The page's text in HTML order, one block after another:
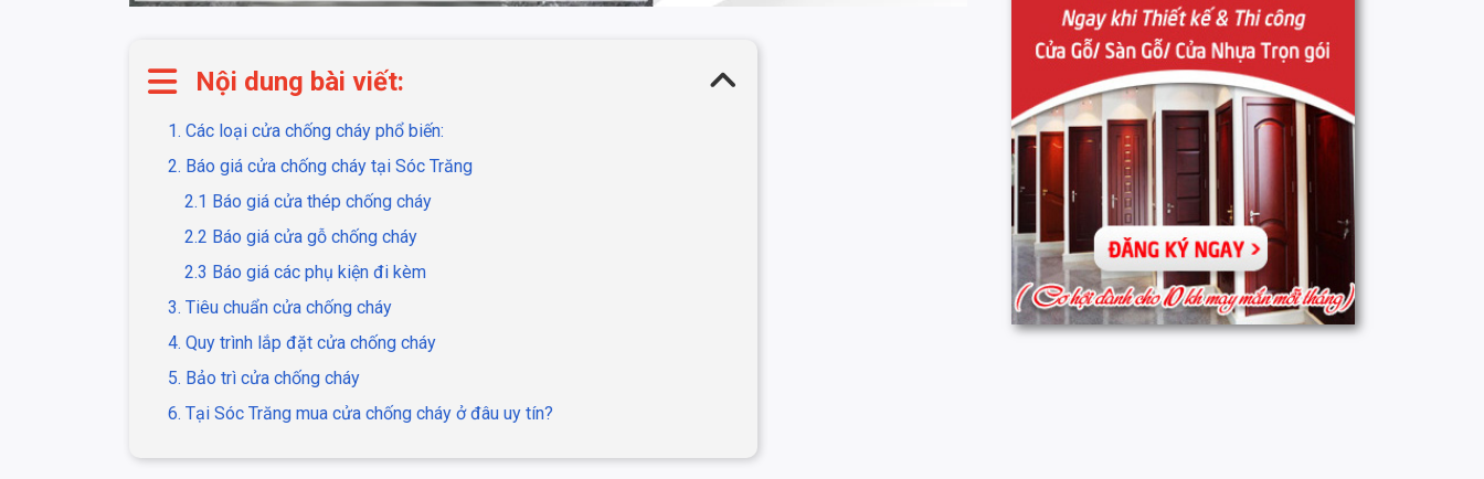
Nội dung bài viết:
1. Các loại cửa chống cháy phổ biến:
2. Báo giá cửa chống cháy tại Sóc Trăng
2.1 Báo giá cửa thép chống cháy
2.2 Báo giá cửa gỗ chống cháy
2.3 Báo giá các phụ kiện đi kèm
3. Tiêu chuẩn cửa chống cháy
4. Quy trình lắp đặt cửa chống cháy
5. Bảo trì cửa chống cháy
6. Tại Sóc Trăng mua cửa chống cháy ở đâu uy tín?